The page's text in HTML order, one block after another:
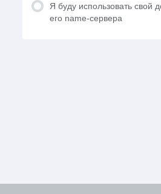
Я буду использовать свой
его name-сервера